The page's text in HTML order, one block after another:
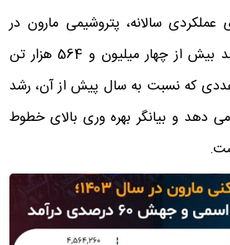
سالانه، پتروشیمی مارون در
سال گذشته موفق شد بیش از چهار میلیون و 564 هزار تن
که نسبت به سال پیش از آن، رشد
می دهد و بیانگر بهره وری بالای خطوط